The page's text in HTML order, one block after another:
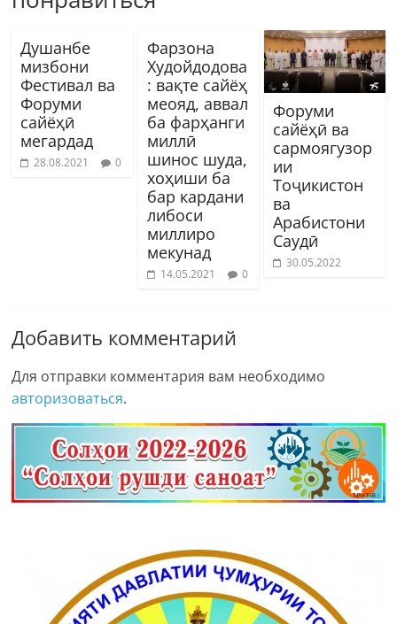
Душанбе
мизбони
Фестивал ва
Форуми
сайёҳӣ
мегардад
28.08.2021 0
Фарзона
Худойдодова
: вақте сайёҳ
меояд, аввал
ба фарҳанги
миллӣ
шинос шуда,
хоҳиши ба
бар кардани
либоси
миллиро
мекунад
14.05.2021 0
Форуми
сайёҳӣ ва
сармоягузор
ии
Тоҷикистон
ва
Арабистони
Саудӣ
30.05.2022
Добавить комментарий
Для отправки комментария вам необходимо
авторизоваться.